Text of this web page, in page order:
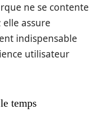
ne se contente
assure
indispensable
utilisateur
temps